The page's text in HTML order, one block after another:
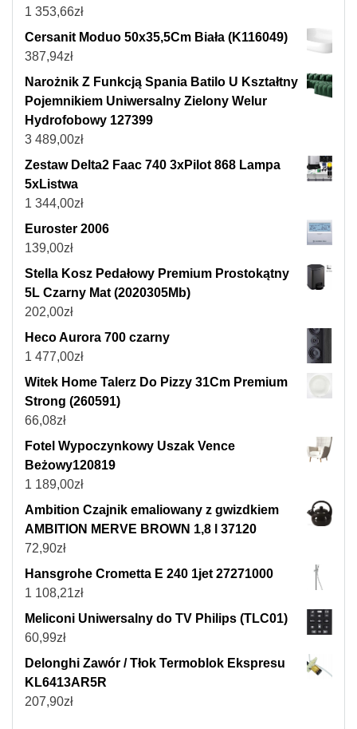
1 353,66zł
Cersanit Moduo 50x35,5Cm Biała (K116049)
387,94zł
Narożnik Z Funkcją Spania Batilo U Kształtny
Pojemnikiem Uniwersalny Zielony Welur
Hydrofobowy 127399
3 489,00zł
Zestaw Delta2 Faac 740 3xPilot 868 Lampa
5xListwa
1 344,00zł
Euroster 2006
139,00zł
Stella Kosz Pedałowy Premium Prostokątny
5L Czarny Mat (2020305Mb)
202,00zł
Heco Aurora 700 czarny
1 477,00zł
Witek Home Talerz Do Pizzy 31Cm Premium
Strong (260591)
66,08zł
Fotel Wypoczynkowy Uszak Vence
Beżowy120819
1 189,00zł
Ambition Czajnik emaliowany z gwizdkiem
AMBITION MERVE BROWN 1,8 l 37120
72,90zł
Hansgrohe Crometta E 240 1jet 27271000
1 108,21zł
Meliconi Uniwersalny do TV Philips (TLC01)
60,99zł
Delonghi Zawór / Tłok Termoblok Ekspresu
KL6413AR5R
207,90zł